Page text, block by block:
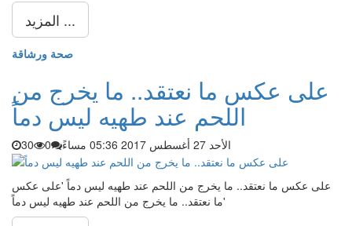
المزيد ...
صحة ورشاقة
على عكس ما نعتقد.. ما يخرج من
اللحم عند طهيه ليس دماً
الأحد 27 أغسطس 2017 05:36 مساءً 0
30
على عكس ما نعتقد.. ما يخرج من اللحم عند طهيه ليس دماً 'على عكس
ما نعتقد.. ما يخرج من اللحم عند طهيه ليس دماً'